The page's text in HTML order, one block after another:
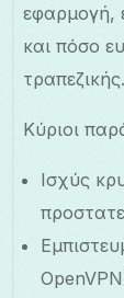
εφαρμογή,
και πόσο
τραπεζικής.
Κύριοι
Ισχύς